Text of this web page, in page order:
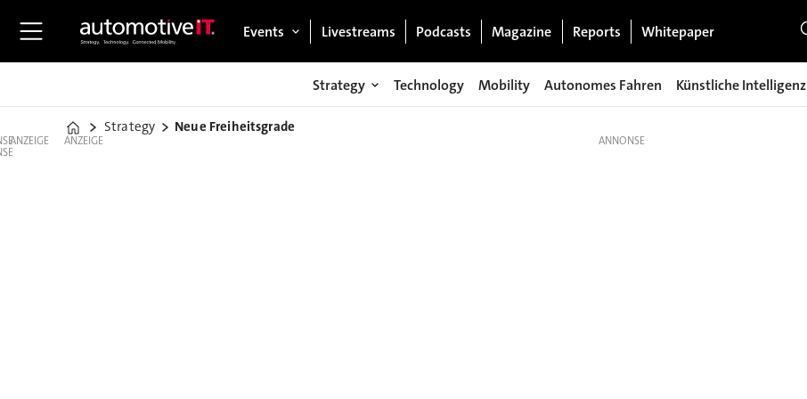
Events Livestreams Podcasts Magazine Reports Whitepaper
Strategy Technology Mobility Autonomes Fahren Künstliche Intelligenz
Home
Strategy Neue Freiheitsgrade
ANZEIGE ANZEIGE